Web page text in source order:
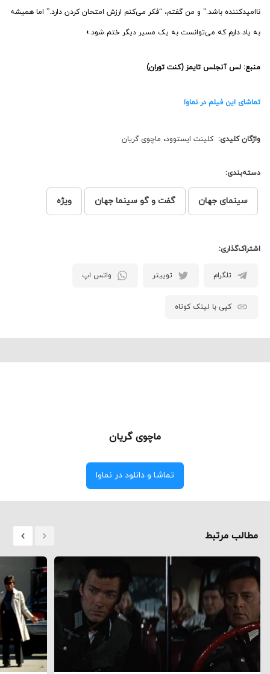
ناامیدکننده باشد.” و من گفتم، “فکر می‌کنم ارزش امتحان کردن دارد.” اما همیشه
به یاد دارم که می‌توانست به یک مسیر دیگر ختم شود.»
منبع: لس آنجلس تایمز (کنت توران)
تماشای این فیلم در نماوا
واژگان کلیدی: کلینت ایستوود، ماچوی گریان
دسته‌بندی:
سینمای جهان گفت و گو سینما جهان ویژه
اشتراک‌گذاری:
تلگرام توییتر واتس اپ
کپی با لینک کوتاه
ماچوی گریان
تماشا و دانلود در نماوا
مطالب مرتبط